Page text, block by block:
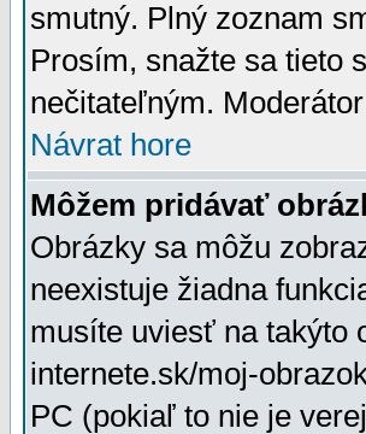
smutný. Plný zoznam
Prosím, snažte sa tieto
nečitateľným.
Návrat hore
Môžem pridávať
Obrázky sa môžu
neexistuje žiadna
musíte uviesť na takýto
internete.sk/moj-
PC (pokiaľ to nie je